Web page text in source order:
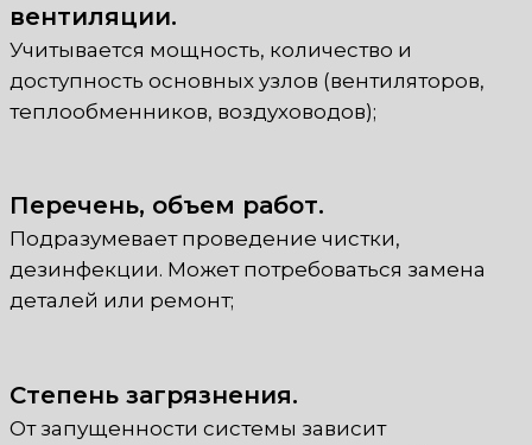
вентиляции.
Учитывается мощность, количество и
доступность основных узлов (вентиляторов,
теплообменников, воздуховодов);
Перечень, объем работ.
Подразумевает проведение чистки,
дезинфекции. Может потребоваться замена
деталей или ремонт;
Степень загрязнения.
От запущенности системы зависит